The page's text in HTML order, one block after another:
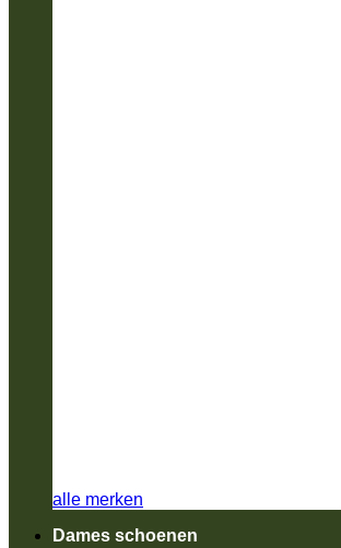
alle merken
Dames schoenen